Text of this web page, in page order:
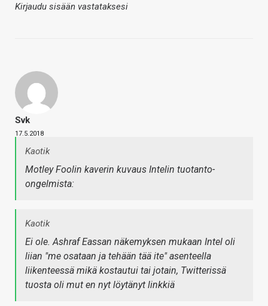
Kirjaudu sisään vastataksesi
Svk
17.5.2018
Kaotik
Motley Foolin kaverin kuvaus Intelin tuotanto-
ongelmista:
Kaotik
Ei ole. Ashraf Eassan näkemyksen mukaan Intel oli
liian "me osataan ja tehään tää ite" asenteella
liikenteessä mikä kostautui tai jotain, Twitterissä
tuosta oli mut en nyt löytänyt linkkiä